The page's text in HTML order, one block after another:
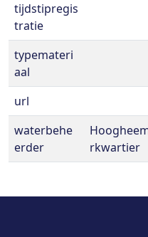
tijdstipregis
tratie
typemateri
aal
url
waterbehe
erder
rkwartier